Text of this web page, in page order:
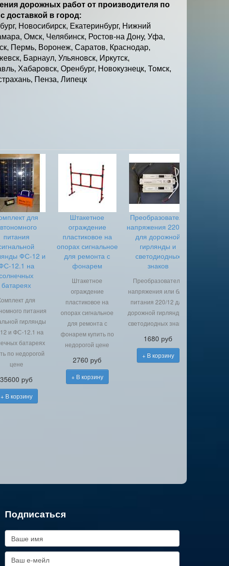
дорожных работ от производителя по
доставкой в город:
Новосибирск, Екатеринбург, Нижний
Омск, Челябинск, Ростов-на Дону, Уфа,
Пермь, Воронеж, Саратов, Краснодар,
Барнаул, Ульяновск, Иркутск,
Хабаровск, Оренбург, Новокузнецк, Томск,
Пенза, Липецк
для
питания
ФС-12 и
12.1 на
батареях
для
питания
гирлянды
и ФС-12.1 на
батареях
по недорогой
цене
35600 руб
+ В корзину
Штакетное
ограждение
пластиковое на
опорах сигнальное
для ремонта с
фонарем
Штакетное
ограждение
пластиковое на
опорах сигнальное
для ремонта с
фонарем купить по
недорогой цене
2760 руб
+ В корзину
Преобразователь
напряжения 220/12
для дорожной
гирлянды и
светодиодных
знаков
Преобразователь
напряжения или блок
питания 220/12 для
дорожной гирлянды и
светодиодных знаков
1680 руб
+ В корзину
Подписаться